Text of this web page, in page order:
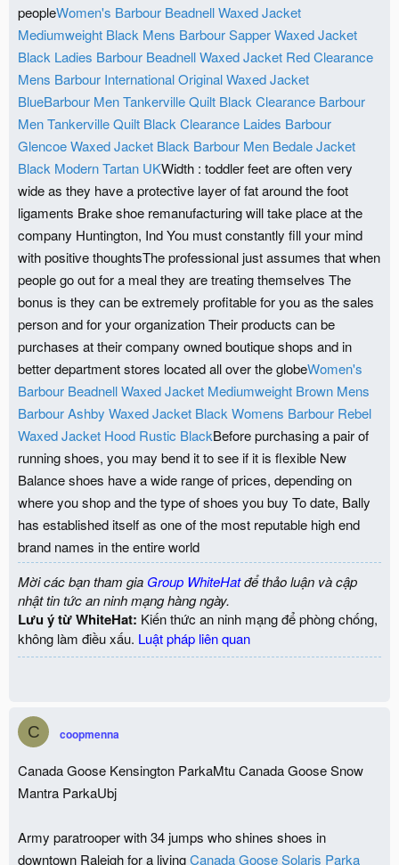
peopleWomen's Barbour Beadnell Waxed Jacket
Mediumweight Black Mens Barbour Sapper Waxed Jacket
Black Ladies Barbour Beadnell Waxed Jacket Red Clearance
Mens Barbour International Original Waxed Jacket
BlueBarbour Men Tankerville Quilt Black Clearance Barbour
Men Tankerville Quilt Black Clearance Laides Barbour
Glencoe Waxed Jacket Black Barbour Men Bedale Jacket
Black Modern Tartan UKWidth : toddler feet are often very
wide as they have a protective layer of fat around the foot
ligaments Brake shoe remanufacturing will take place at the
company Huntington, Ind You must constantly fill your mind
with positive thoughtsThe professional just assumes that when
people go out for a meal they are treating themselves The
bonus is they can be extremely profitable for you as the sales
person and for your organization Their products can be
purchases at their company owned boutique shops and in
better department stores located all over the globeWomen's
Barbour Beadnell Waxed Jacket Mediumweight Brown Mens
Barbour Ashby Waxed Jacket Black Womens Barbour Rebel
Waxed Jacket Hood Rustic BlackBefore purchasing a pair of
running shoes, you may bend it to see if it is flexible New
Balance shoes have a wide range of prices, depending on
where you shop and the type of shoes you buy To date, Bally
has established itself as one of the most reputable high end
brand names in the entire world
Mời các bạn tham gia Group WhiteHatđể thảo luận và cập
nhật tin tức an ninh mạng hàng ngày.
Lưu ý từ WhiteHat: Kiến thức an ninh mạng để phòng chống,
không làm điều xấu. Luật pháp liên quan
C coopmenna
Canada Goose Kensington ParkaMtu Canada Goose Snow
Mantra ParkaUbj
Army paratrooper with 34 jumps who shines shoes in
downtown Raleigh for a livingCanada Goose Solaris Parka